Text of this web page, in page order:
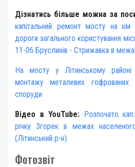
Дізнатись більше можна за
капітальний ремонт мосту на км
дороги загального користування
11-06 Бруслинів - Стрижавка в
На мосту у Літинському
монтажу металевих гофрованих
споруди
Відео в YouTube: Розпочато
річку Згорек в межах
(Літинський р-н)
Фотозвіт